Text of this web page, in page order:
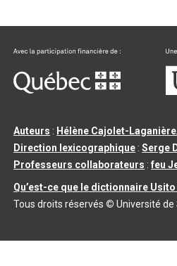
Auteurs : Hélène Cajolet-Laganière,
Direction lexicographique :Serge
Professeurs collaborateurs :feu
Qu’est-ce que le dictionnaire Usito
Tous droits réservés © Université